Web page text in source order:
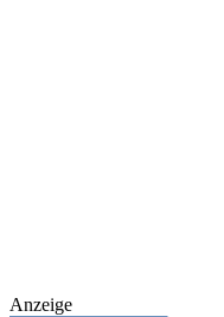
Anzeige